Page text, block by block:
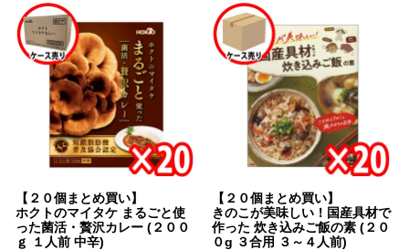
【２０個まとめ買い】
ホクトのマイタケ まるごと使
った菌活・贅沢カレー (２００
ｇ １人前 中辛)
【２０個まとめ買い】
きのこが美味しい！国産具材で
作った 炊き込みご飯の素 (２０
０g ３合用 ３～４人前)